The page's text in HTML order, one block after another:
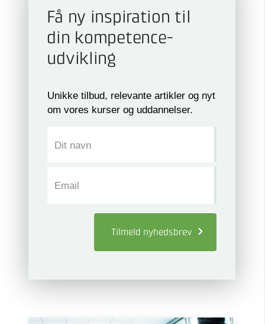
Få ny inspiration til
din kompetence­
udvikling
Unikke tilbud, relevante artikler og nyt
om vores kurser og uddannelser.
Dit navn
Email
Tilmeld nyhedsbrev